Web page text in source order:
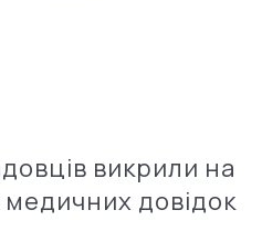
викрили на
медичних довідок